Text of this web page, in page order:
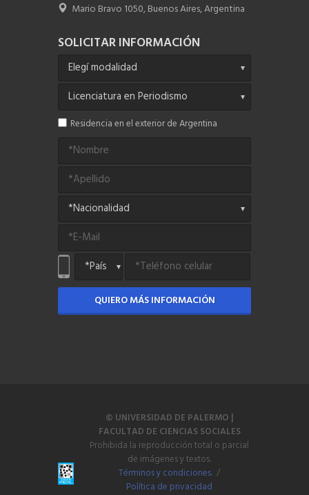
Mario Bravo 1050, Buenos Aires, Argentina
SOLICITAR INFORMACIÓN
Residencia en el exterior de Argentina
QUIERO MÁS INFORMACIÓN
© UNIVERSIDAD DE PALERMO |
FACULTAD DE CIENCIAS SOCIALES
Prohibida la reproducción total o parcial
de imágenes y textos.
Términos y condiciones. /
Política de privacidad